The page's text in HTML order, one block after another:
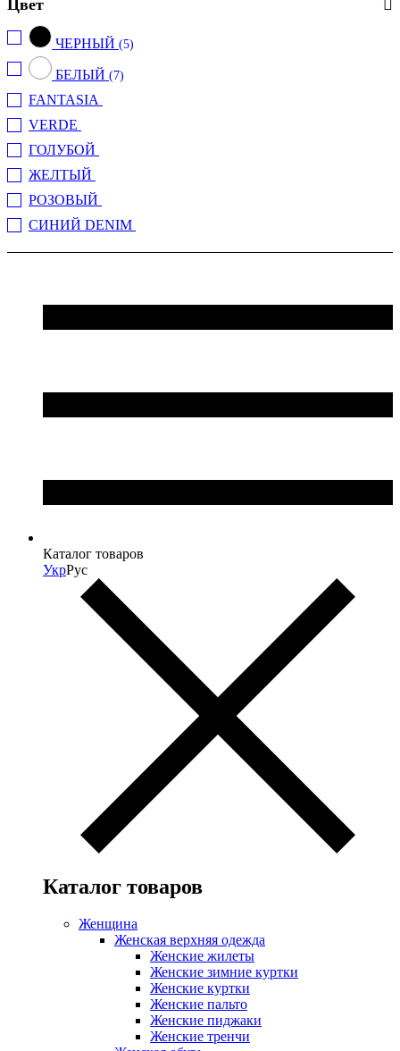
Цвет
ЧЕРНЫЙ (5)
БЕЛЫЙ (7)
FANTASIA
VERDE
ГОЛУБОЙ
ЖЕЛТЫЙ
РОЗОВЫЙ
СИНИЙ DENIM
Каталог товаров
УкрРус
Каталог товаров
Женщина
Женская верхняя одежда
Женские жилеты
Женские зимние куртки
Женские куртки
Женские пальто
Женские пиджаки
Женские тренчи